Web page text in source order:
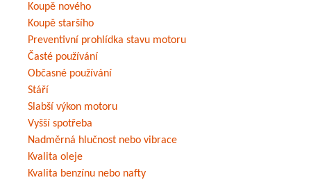
Koupě nového
Koupě staršího
Preventivní prohlídka stavu motoru
Časté používání
Občasné používání
Stáří
Slabší výkon motoru
Vyšší spotřeba
Nadměrná hlučnost nebo vibrace
Kvalita oleje
Kvalita benzínu nebo nafty